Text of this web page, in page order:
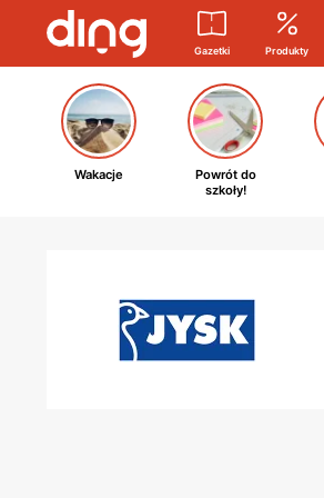
Gazetki Produkty
Wakacje
Powrót do
szkoły!